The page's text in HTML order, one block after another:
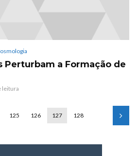
Perturbam a Formação de
leitura
125 126 127 128